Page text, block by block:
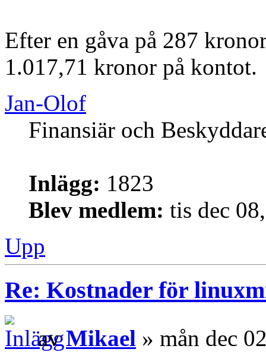
Efter en gåva på 287
1.017,71 kronor på kontot.
Jan-Olof
Finansiär och
Inlägg: 1823
Blev medlem: tis dec
Upp
Re: Kostnader för
avMikael » mån dec